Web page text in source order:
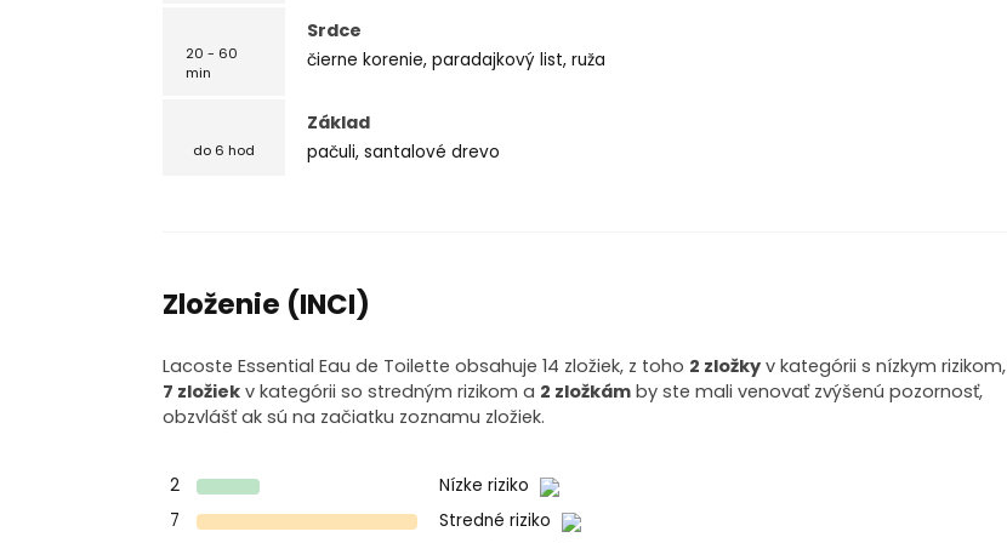
20 - 60
min
Srdce
čierne korenie, paradajkový list, ruža
do 6 hod
Základ
pačuli, santalové drevo
Zloženie (INCI)
Lacoste Essential Eau de Toilette obsahuje 14 zložiek, z toho 2 zložky v kategórii s nízkym rizikom,
7 zložiek v kategórii so stredným rizikom a 2 zložkám by ste mali venovať zvýšenú pozornosť,
obzvlášť ak sú na začiatku zoznamu zložiek.
2
Nízke riziko
7
Stredné riziko